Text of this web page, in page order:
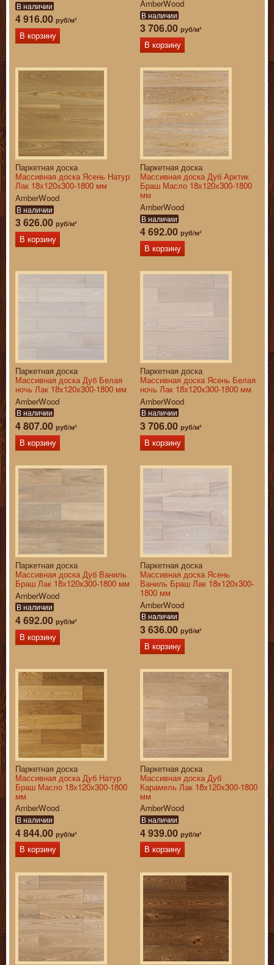
В наличии
4 916.00 руб/м²
В корзину
AmberWood
В наличии
3 706.00 руб/м²
В корзину
Паркетная доска
Массивная доска Ясень Натур
Лак 18х120х300-1800 мм
AmberWood
В наличии
3 626.00 руб/м²
В корзину
Паркетная доска
Массивная доска Дуб Арктик
Браш Масло 18х120х300-1800
мм
AmberWood
В наличии
4 692.00 руб/м²
В корзину
Паркетная доска
Массивная доска Дуб Белая
ночь Лак 18х120х300-1800 мм
AmberWood
В наличии
4 807.00 руб/м²
В корзину
Паркетная доска
Массивная доска Ясень Белая
ночь Лак 18х120х300-1800 мм
AmberWood
В наличии
3 706.00 руб/м²
В корзину
Паркетная доска
Массивная доска Дуб Ваниль
Браш Лак 18х120х300-1800 мм
AmberWood
В наличии
4 692.00 руб/м²
В корзину
Паркетная доска
Массивная доска Ясень
Ваниль Браш Лак 18х120х300-
1800 мм
AmberWood
В наличии
3 636.00 руб/м²
В корзину
Паркетная доска
Массивная доска Дуб Натур
Браш Масло 18х120х300-1800
мм
AmberWood
В наличии
4 844.00 руб/м²
В корзину
Паркетная доска
Массивная доска Дуб
Карамель Лак 18х120х300-1800
мм
AmberWood
В наличии
4 939.00 руб/м²
В корзину